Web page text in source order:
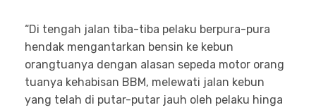
“Di tengah jalan tiba-tiba pelaku berpura-pura
hendak mengantarkan bensin ke kebun
orangtuanya dengan alasan sepeda motor orang
tuanya kehabisan BBM, melewati jalan kebun
yang telah di putar-putar jauh oleh pelaku hinga